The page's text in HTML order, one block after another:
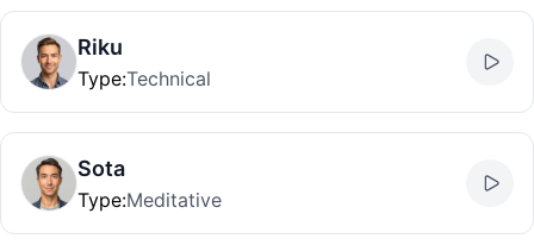
Riku
Type:Technical
Sota
Type:Meditative